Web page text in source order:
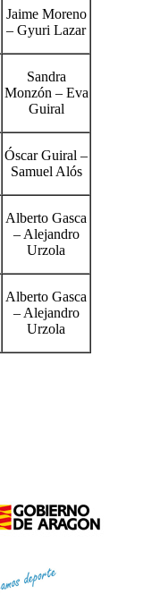
Jaime Moreno
– Gyuri Lazar
Sandra
Monzón – Eva
Guiral
Óscar Guiral –
Samuel Alós
Alberto Gasca
– Alejandro
Urzola
Alberto Gasca
– Alejandro
Urzola